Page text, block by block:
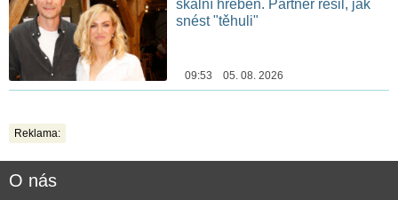
skalní hřeben. Partner řešil, jak
snést "těhuli"
09:53 05. 08. 2026
Reklama:
O nás